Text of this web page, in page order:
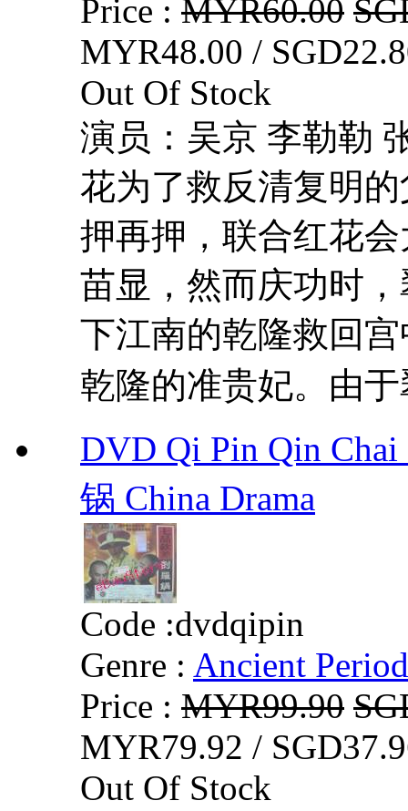
Price : MYR60.00
MYR48.00 /
Out Of Stock
演员：吴京 李勒勒
花为了救反清复明
押再押，联合红花
苗显，然而庆功时
下江南的乾隆救回
乾隆的准贵妃。由
DVD Qi Pin Qin
锅 China Drama
Code :dvdqipin
Genre : Ancient Period
Price : MYR99.90
MYR79.92 /
Out Of Stock